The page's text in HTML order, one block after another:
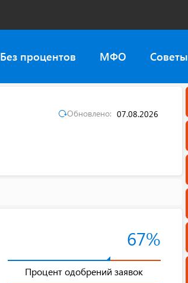
Без процентов МФО Советы
Обновлено: 07.08.2026
67%
Процент одобрений заявок